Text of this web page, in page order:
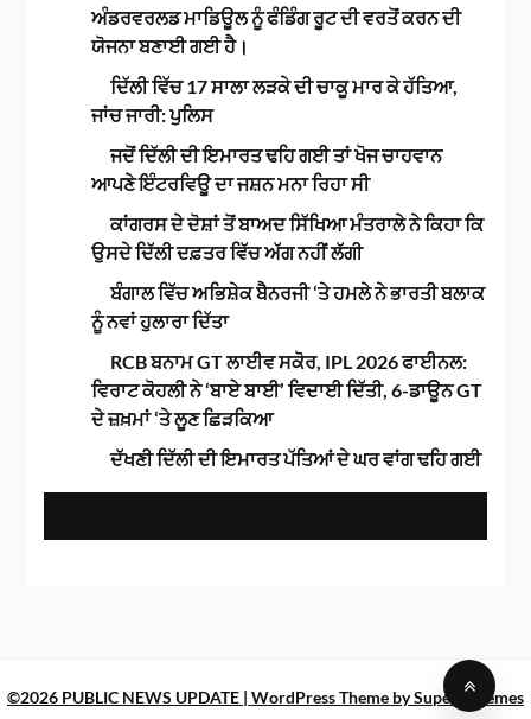
ਅੰਡਰਵਰਲਡ ਮਾਡਿਊਲ ਨੂੰ ਫੰਡਿੰਗ ਰੂਟ ਦੀ ਵਰਤੋਂ ਕਰਨ ਦੀ
ਯੋਜਨਾ ਬਣਾਈ ਗਈ ਹੈ।
ਦਿੱਲੀ ਵਿੱਚ 17 ਸਾਲਾ ਲੜਕੇ ਦੀ ਚਾਕੂ ਮਾਰ ਕੇ ਹੱਤਿਆ,
ਜਾਂਚ ਜਾਰੀ: ਪੁਲਿਸ
ਜਦੋਂ ਦਿੱਲੀ ਦੀ ਇਮਾਰਤ ਢਹਿ ਗਈ ਤਾਂ ਖੋਜ ਚਾਹਵਾਨ
ਆਪਣੇ ਇੰਟਰਵਿਊ ਦਾ ਜਸ਼ਨ ਮਨਾ ਰਿਹਾ ਸੀ
ਕਾਂਗਰਸ ਦੇ ਦੋਸ਼ਾਂ ਤੋਂ ਬਾਅਦ ਸਿੱਖਿਆ ਮੰਤਰਾਲੇ ਨੇ ਕਿਹਾ ਕਿ
ਉਸਦੇ ਦਿੱਲੀ ਦਫ਼ਤਰ ਵਿੱਚ ਅੱਗ ਨਹੀਂ ਲੱਗੀ
ਬੰਗਾਲ ਵਿੱਚ ਅਭਿਸ਼ੇਕ ਬੈਨਰਜੀ ‘ਤੇ ਹਮਲੇ ਨੇ ਭਾਰਤੀ ਬਲਾਕ
ਨੂੰ ਨਵਾਂ ਹੁਲਾਰਾ ਦਿੱਤਾ
RCB ਬਨਾਮ GT ਲਾਈਵ ਸਕੋਰ, IPL 2026 ਫਾਈਨਲ:
ਵਿਰਾਟ ਕੋਹਲੀ ਨੇ ‘ਬਾਏ ਬਾਈ’ ਵਿਦਾਈ ਦਿੱਤੀ, 6-ਡਾਊਨ GT
ਦੇ ਜ਼ਖ਼ਮਾਂ ‘ਤੇ ਲੂਣ ਛਿੜਕਿਆ
ਦੱਖਣੀ ਦਿੱਲੀ ਦੀ ਇਮਾਰਤ ਪੱਤਿਆਂ ਦੇ ਘਰ ਵਾਂਗ ਢਹਿ ਗਈ
©2026 PUBLIC NEWS UPDATE | WordPress Theme bySuperbThemes